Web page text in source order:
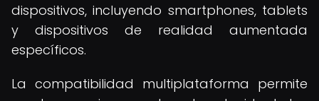
dispositivos, incluyendo smartphones, tablets
y dispositivos de realidad aumentada
específicos.
La compatibilidad multiplataforma permite